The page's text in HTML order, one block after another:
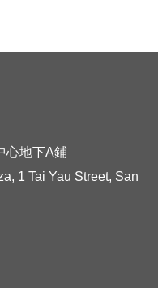
心地下A鋪
1 Tai Yau Street, San